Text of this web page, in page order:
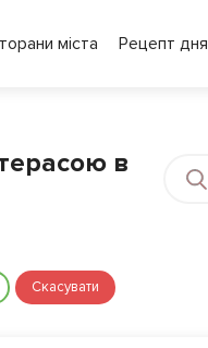
міста Рецепт дня
в
Скасувати